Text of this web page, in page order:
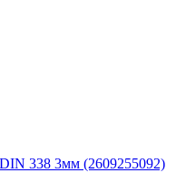
338 3мм (2609255092)